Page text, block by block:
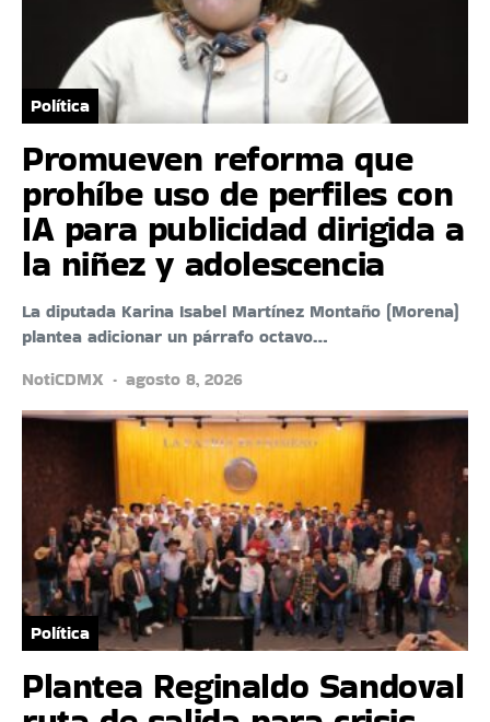
Política
Promueven reforma que
prohíbe uso de perfiles con
IA para publicidad dirigida a
la niñez y adolescencia
La diputada Karina Isabel Martínez Montaño (Morena)
plantea adicionar un párrafo octavo…
NotiCDMX
agosto 8, 2026
Política
Plantea Reginaldo Sandoval